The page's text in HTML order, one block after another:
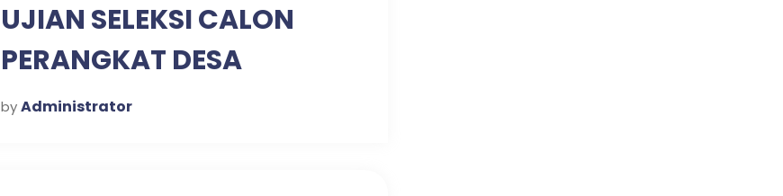
UJIAN SELEKSI CALON
PERANGKAT DESA
KLAMPISREJO
by Administrator